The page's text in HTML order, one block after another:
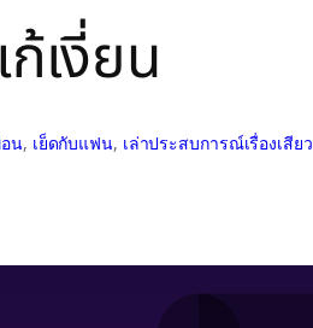
เงี่ยน
อน, เย็ดกับแฟน, เล่าประสบการณ์เรื่องเสียว